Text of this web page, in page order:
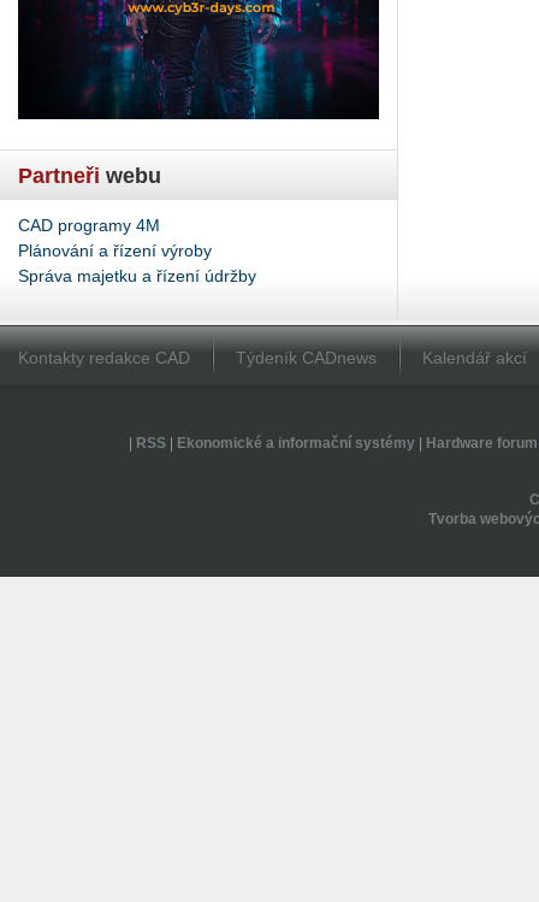
Partneři webu
CAD programy 4M
Plánování a řízení výroby
Správa majetku a řízení údržby
Kontakty redakce CAD Týdeník CADnews Kalendář akcí
RSS| Ekonomické a informační systémy| Hardware forum
Tvorba